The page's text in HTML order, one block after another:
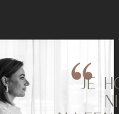
JE